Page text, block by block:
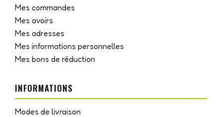
Mes commandes
Mes avoirs
Mes adresses
Mes informations personnelles
Mes bons de réduction
INFORMATIONS
Modes de livraison